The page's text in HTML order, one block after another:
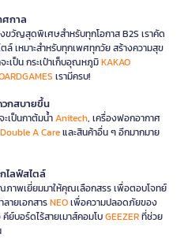
ศกาล
วัญสุดพิเศษสำหรับทุกโอกาส B2S เราคัด
ล์ เหมาะสำหรับทุกเพศทุกวัย สร้างความสุข
เป็น กระเป๋าเก็บอุณหภูมิKAKAO
เรามีครบ!
วกสบายขึ้น
ะเป็นกาต้มน้ำAnitech, เครื่องฟอกอากาศ
Double A Careและสินค้าอื่น ๆ อีกมากมาย
ไลฟ์สไตล์
าพเยี่ยมมาให้คุณเลือกสรร เพื่อตอบโจทย์
ายเอกสารNEOเพื่อความปลอดภัยของ
คีย์บอร์ดไร้สายเมาส์คอมโบGEEZERที่ช่วย